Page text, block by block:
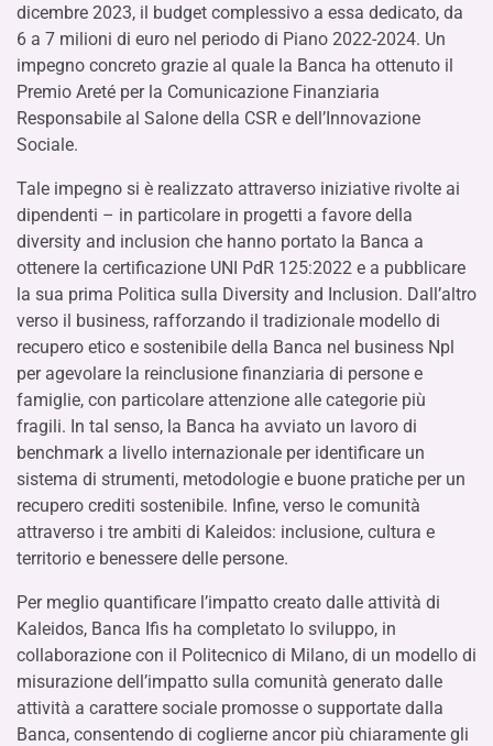
dicembre 2023, il budget complessivo a essa dedicato, da
6 a 7 milioni di euro nel periodo di Piano 2022-2024. Un
impegno concreto grazie al quale la Banca ha ottenuto il
Premio Areté per la Comunicazione Finanziaria
Responsabile al Salone della CSR e dell’Innovazione
Sociale.
Tale impegno si è realizzato attraverso iniziative rivolte ai
dipendenti – in particolare in progetti a favore della
diversity and inclusion che hanno portato la Banca a
ottenere la certificazione UNI PdR 125:2022 e a pubblicare
la sua prima Politica sulla Diversity and Inclusion. Dall’altro
verso il business, rafforzando il tradizionale modello di
recupero etico e sostenibile della Banca nel business Npl
per agevolare la reinclusione finanziaria di persone e
famiglie, con particolare attenzione alle categorie più
fragili. In tal senso, la Banca ha avviato un lavoro di
benchmark a livello internazionale per identificare un
sistema di strumenti, metodologie e buone pratiche per un
recupero crediti sostenibile. Infine, verso le comunità
attraverso i tre ambiti di Kaleidos: inclusione, cultura e
territorio e benessere delle persone.
Per meglio quantificare l’impatto creato dalle attività di
Kaleidos, Banca Ifis ha completato lo sviluppo, in
collaborazione con il Politecnico di Milano, di un modello di
misurazione dell’impatto sulla comunità generato dalle
attività a carattere sociale promosse o supportate dalla
Banca, consentendo di coglierne ancor più chiaramente gli